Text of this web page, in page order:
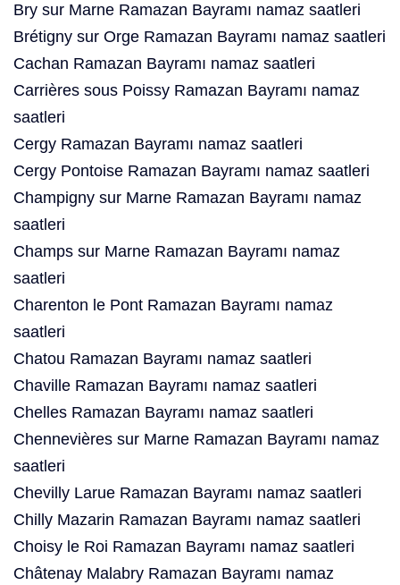
Bry sur Marne Ramazan Bayramı namaz saatleri
Brétigny sur Orge Ramazan Bayramı namaz saatleri
Cachan Ramazan Bayramı namaz saatleri
Carrières sous Poissy Ramazan Bayramı namaz
saatleri
Cergy Ramazan Bayramı namaz saatleri
Cergy Pontoise Ramazan Bayramı namaz saatleri
Champigny sur Marne Ramazan Bayramı namaz
saatleri
Champs sur Marne Ramazan Bayramı namaz
saatleri
Charenton le Pont Ramazan Bayramı namaz
saatleri
Chatou Ramazan Bayramı namaz saatleri
Chaville Ramazan Bayramı namaz saatleri
Chelles Ramazan Bayramı namaz saatleri
Chennevières sur Marne Ramazan Bayramı namaz
saatleri
Chevilly Larue Ramazan Bayramı namaz saatleri
Chilly Mazarin Ramazan Bayramı namaz saatleri
Choisy le Roi Ramazan Bayramı namaz saatleri
Châtenay Malabry Ramazan Bayramı namaz